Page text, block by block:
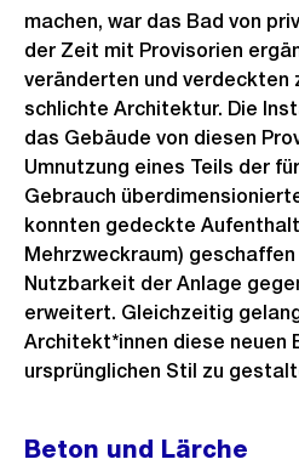
machen, war das Bad von
der Zeit mit Provisorien
veränderten und verdeckten
schlichte Architektur. Die
das Gebäude von diesen
Umnutzung eines Teils der
Gebrauch
konnten gedeckte
Mehrzweckraum)
Nutzbarkeit der Anlage
erweitert. Gleichzeitig
Architekt*innen diese neuen
ursprünglichen Stil zu
Beton und Lärche